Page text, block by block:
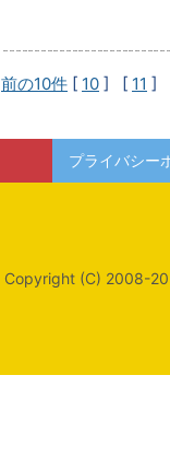
前の10件 [ 10 ] [ 11 ]
プライバシー
Copyright (C) 2008-